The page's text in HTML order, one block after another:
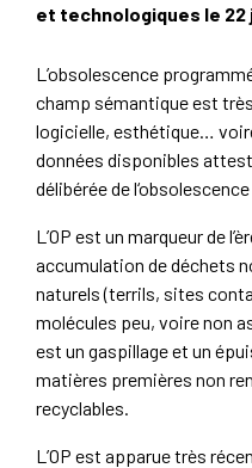
et technologiques le 22
L’obsolescence
champ sémantique est
logicielle, esthétique…
données disponibles
délibérée de
L’OP est un marqueur de
accumulation de déchets
naturels (terrils, sites
molécules peu, voire non
est un gaspillage et un
matières premières non
recyclables.
L’OP est apparue très